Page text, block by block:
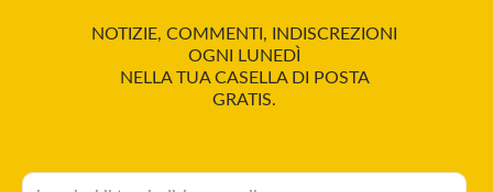
NOTIZIE, COMMENTI, INDISCREZIONI
OGNI LUNEDÌ
NELLA TUA CASELLA DI POSTA
GRATIS.